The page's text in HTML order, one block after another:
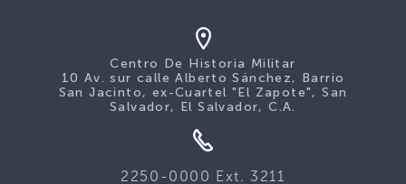
Centro De Historia Militar
10 Av. sur calle Alberto Sánchez, Barrio
San Jacinto, ex-Cuartel "El Zapote", San
Salvador, El Salvador, C.A.
2250-0000 Ext. 3211